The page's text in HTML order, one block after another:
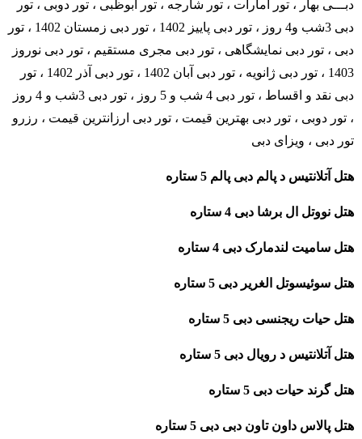
دبـــی بهار ، تور امارات ، تور شارجه ، تور ابوظبی ، تور دوبی ، تور
دبی 3شب و4 روز ، تور دبی پاییز 1402 ، تور دبی زمستان 1402 ، تور
دبی ، تور دبی نمایشگاهی ، تور دبی مجری مستقیم ، تور دبی نوروز
1403 ، تور دبی ژانویه ، تور دبی آبان 1402 ، تور دبی آذر 1402 ، تور
دبی نقد و اقساط ، تور دبی 4 شب و 5 روز ، تور دبی 3شب و 4 روز
، تور دوبی ، تور دبی بهترین قیمت ، تور دبی ارزانترین قیمت ، رزرو
تور دبی ، ویزای دبی
هتل آتلانتیس د پالم دبی پالم 5 ستاره
هتل نووتل ال برشا دبی 4 ستاره
هتل سامیت لندمارک دبی 4 ستاره
هتل سوئیسوتل الغریر دبی 5 ستاره
هتل حیات ریجنسی دبی 5 ستاره
هتل آتلانتیس د رویال دبی 5 ستاره
هتل گرند حیات دبی 5 ستاره
هتل پالاس داون تاون دبی دبی 5 ستاره